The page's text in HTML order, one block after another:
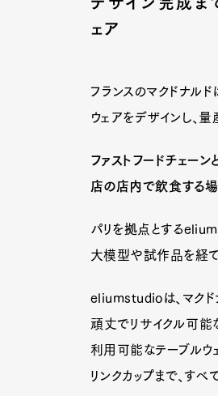
ェア
フランスのマクドナル
ウェアをデザインし、量
ファストフードチェー
店の店内で飲食する
パリを拠点とする
大模型や試作品を経て
eliumstudioは、マクド
頑丈でリサイクル可能
利用可能なテーブルウ
リンクカップまで、すべ